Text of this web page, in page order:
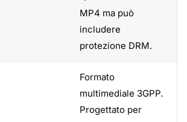
MP4 ma può
includere
protezione DRM.
Formato
multimediale 3GPP.
Progettato per